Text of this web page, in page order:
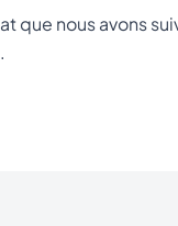
que nous avons